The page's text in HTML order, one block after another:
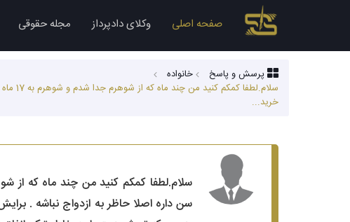
صفحه اصلی وکلای دادپرداز مجله حقوقی
پرسش و پاسخ
خانواده
خرید...
سن داره اصلا حاظر به ازدواج نباشه .